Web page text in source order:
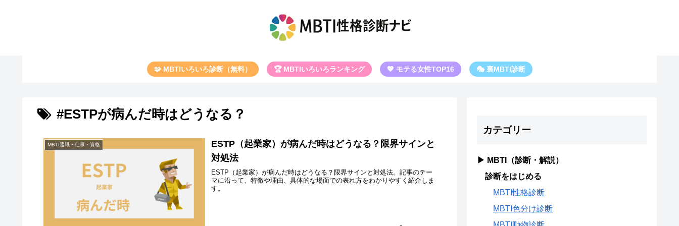
🧩 MBTIいろいろ診断（無料） 🏆 MBTIいろいろランキング 💖 モテる女性TOP16 🎭 裏MBTI診断
#ESTPが病んだ時はどうなる？
MBTI適職・仕事・資格
ESTP（起業家）が病んだ時はどうなる？限界サインと
対処法
ESTP（起業家）が病んだ時はどうなる？限界サインと対処法。記事のテー
マに沿って、特徴や理由、具体的な場面での表れ方をわかりやすく紹介しま
す。
カテゴリー
▶ MBTI（診断・解説）
診断をはじめる
MBTI性格診断
MBTI色分け診断